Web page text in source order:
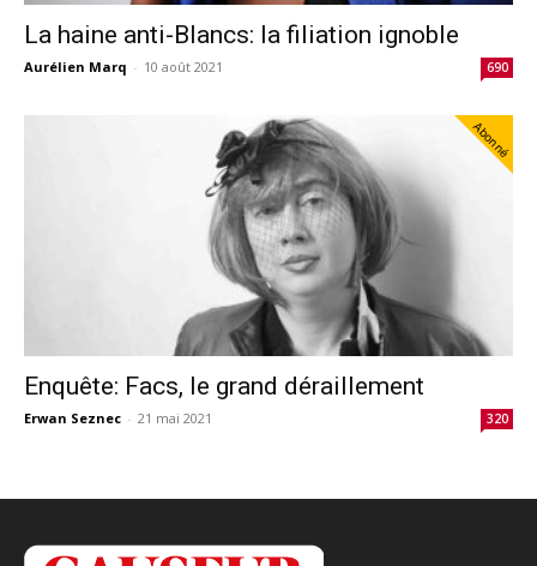
La haine anti-Blancs: la filiation ignoble
Aurélien Marq - 10 août 2021 690
Abonné
Enquête: Facs, le grand déraillement
Erwan Seznec - 21 mai 2021 320